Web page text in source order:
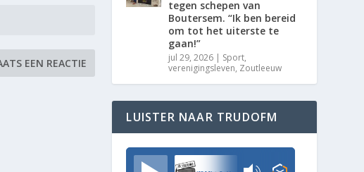
tegen schepen van
Boutersem. “Ik ben bereid
om tot het uiterste te
gaan!”
jul 29, 2026 | Sport,
verenigingsleven, Zoutleeuw
LUISTER NAAR TRUDOFM
TrudoFM